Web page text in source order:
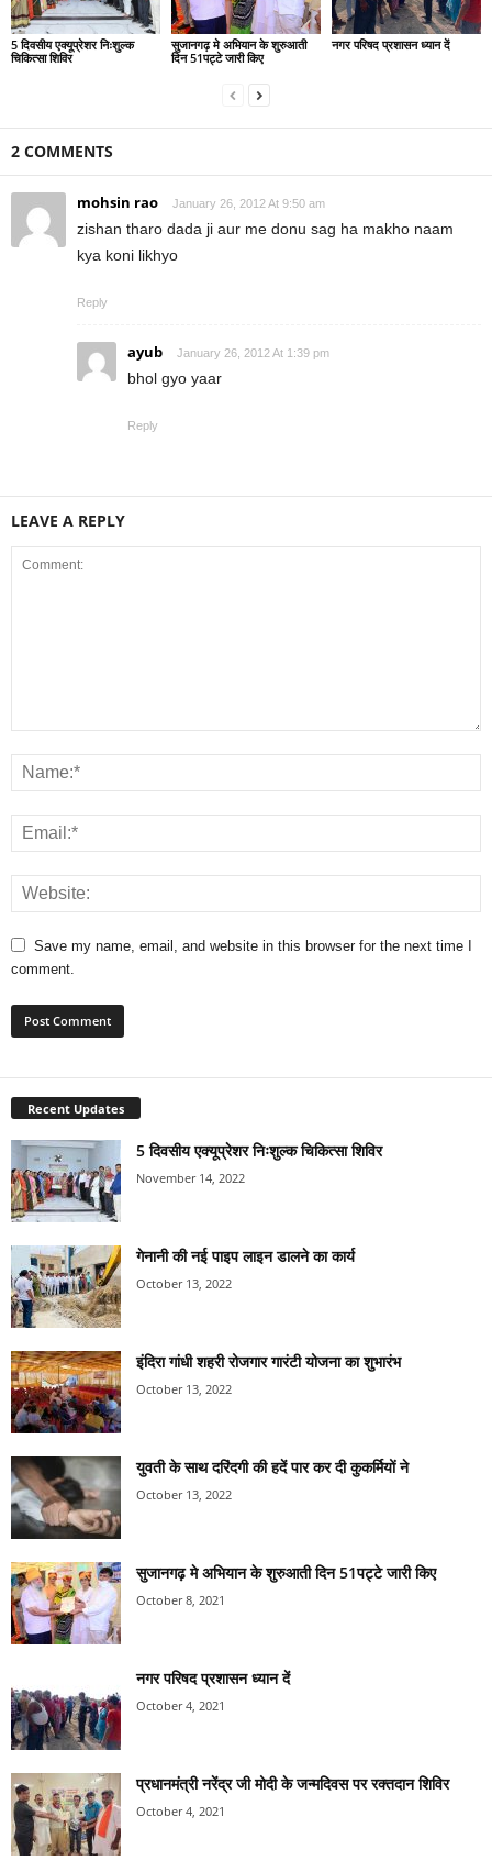
5 दिवसीय एक्यूप्रेशर निःशुल्क
चिकित्सा शिविर
सुजानगढ़ मे अभियान के शुरुआती
दिन 51पट्टे जारी किए
नगर परिषद प्रशासन ध्यान दें
2 COMMENTS
mohsin rao January 26, 2012 At 9:50 am
zishan tharo dada ji aur me donu sag ha makho naam
kya koni likhyo
Reply
ayub January 26, 2012 At 1:39 pm
bhol gyo yaar
Reply
LEAVE A REPLY
Save my name, email, and website in this browser for the next time I
comment.
Recent Updates
5 दिवसीय एक्यूप्रेशर निःशुल्क चिकित्सा शिविर
November 14, 2022
गेनानी की नई पाइप लाइन डालने का कार्य
October 13, 2022
इंदिरा गांधी शहरी रोजगार गारंटी योजना का शुभारंभ
October 13, 2022
युवती के साथ दरिंदगी की हदें पार कर दी कुकर्मियों ने
October 13, 2022
सुजानगढ़ मे अभियान के शुरुआती दिन 51पट्टे जारी किए
October 8, 2021
नगर परिषद प्रशासन ध्यान दें
October 4, 2021
प्रधानमंत्री नरेंद्र जी मोदी के जन्मदिवस पर रक्तदान शिविर
October 4, 2021